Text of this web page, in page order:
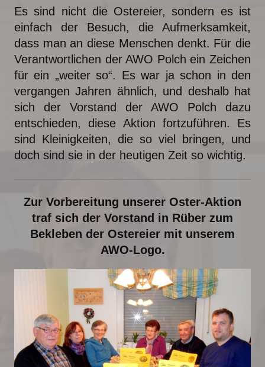
Es sind nicht die Ostereier, sondern es ist
einfach der Besuch, die Aufmerksamkeit,
dass man an diese Menschen denkt. Für die
Verantwortlichen der AWO Polch ein Zeichen
für ein „weiter so“. Es war ja schon in den
vergangen Jahren ähnlich, und deshalb hat
sich der Vorstand der AWO Polch dazu
entschieden, diese Aktion fortzuführen. Es
sind Kleinigkeiten, die so viel bringen, und
doch sind sie in der heutigen Zeit so wichtig.
Zur Vorbereitung unserer Oster-Aktion
traf sich der Vorstand in Rüber zum
Bekleben der Ostereier mit unserem
AWO-Logo.